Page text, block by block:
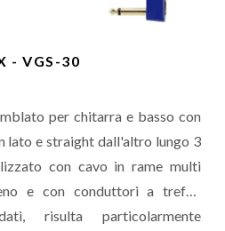
- VGS-30
per chitarra e basso con
lato e straight dall'altro lungo 3
con cavo in rame multi
e con conduttori a trefoli
risulta particolarmente